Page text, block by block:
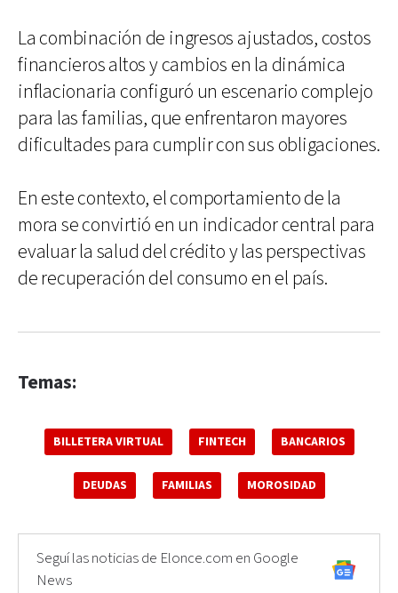
La combinación de ingresos ajustados, costos
financieros altos y cambios en la dinámica
inflacionaria configuró un escenario complejo
para las familias, que enfrentaron mayores
dificultades para cumplir con sus obligaciones.
En este contexto, el comportamiento de la
mora se convirtió en un indicador central para
evaluar la salud del crédito y las perspectivas
de recuperación del consumo en el país.
Temas:
BILLETERA VIRTUAL FINTECH BANCARIOS
DEUDAS FAMILIAS MOROSIDAD
Seguí las noticias de Elonce.com en Google
News